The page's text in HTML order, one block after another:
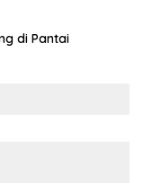
di Pantai